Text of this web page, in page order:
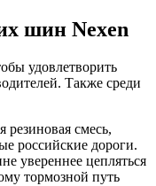
шин Nexen
удовлетворить
Также среди
смесь,
российские дороги.
увереннее цепляться
тормозной путь